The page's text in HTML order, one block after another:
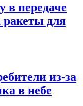
в передаче
ракеты для
из-за
в небе